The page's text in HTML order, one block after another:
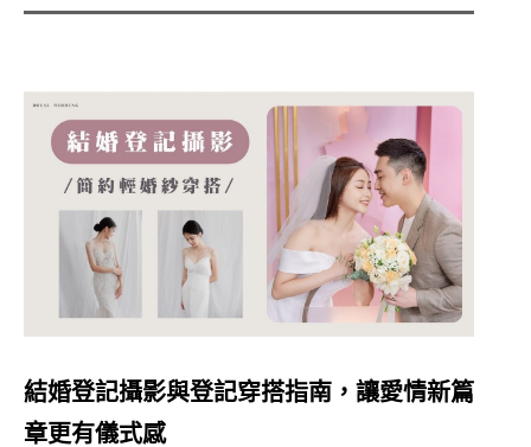
結婚登記攝影與登記穿搭指南，讓愛情新篇
章更有儀式感